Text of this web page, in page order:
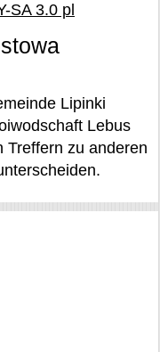
SA 3.0 pl
Lipinki
Lebus
Treffern zu anderen